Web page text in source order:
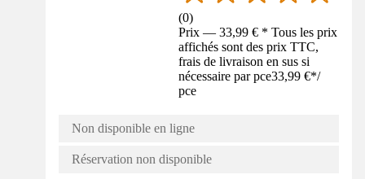
(0)
Prix — 33,99 € * Tous les prix
affichés sont des prix TTC,
frais de livraison en sus si
nécessaire par pce33,99 €*/
pce
Non disponible en ligne
Réservation non disponible